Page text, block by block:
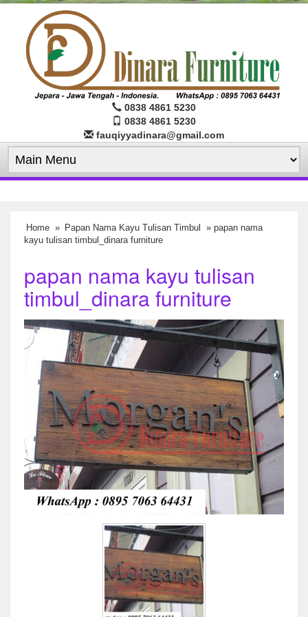
0838 4861 5230
0838 4861 5230
fauqiyyadinara@gmail.com
Home » Papan Nama Kayu Tulisan Timbul
» papan nama
kayu tulisan timbul_dinara furniture
papan nama kayu tulisan
timbul_dinara furniture